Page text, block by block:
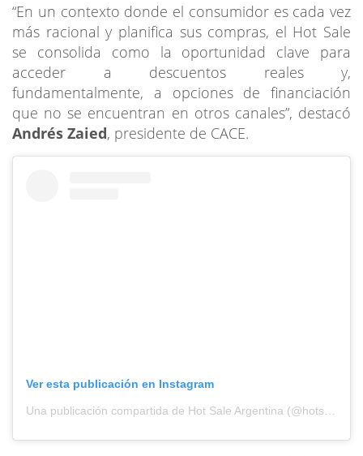
“En un contexto donde el consumidor es cada vez
más racional y planifica sus compras, el Hot Sale
se consolida como la oportunidad clave para
acceder a descuentos reales y,
fundamentalmente, a opciones de financiación
que no se encuentran en otros canales”, destacó
Andrés Zaied, presidente de CACE.
Ver esta publicación en Instagram
Una publicación compartida de Hot Sale Argentina (@hotsalearg)